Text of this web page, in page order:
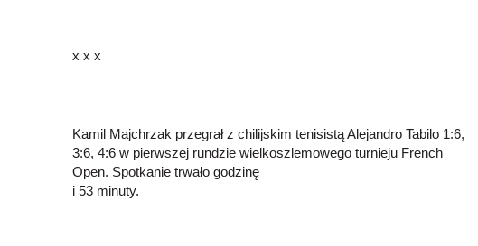
x x x
Kamil Majchrzak przegrał z chilijskim tenisistą Alejandro Tabilo 1:6,
3:6, 4:6 w pierwszej rundzie wielkoszlemowego turnieju French
Open. Spotkanie trwało godzinę
i 53 minuty.